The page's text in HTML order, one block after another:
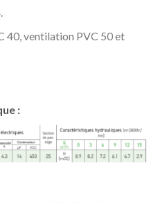
40, ventilation PVC 50 et
: